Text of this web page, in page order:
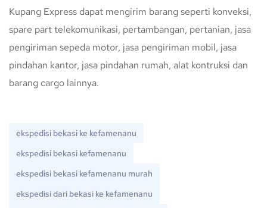
Kupang Express dapat mengirim barang seperti konveksi,
spare part telekomunikasi, pertambangan, pertanian, jasa
pengiriman sepeda motor, jasa pengiriman mobil, jasa
pindahan kantor, jasa pindahan rumah, alat kontruksi dan
barang cargo lainnya.
ekspedisi bekasi ke kefamenanu
ekspedisi bekasi kefamenanu
ekspedisi bekasi kefamenanu murah
ekspedisi dari bekasi ke kefamenanu